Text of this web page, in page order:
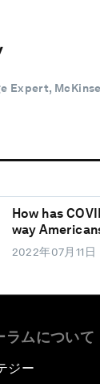
Expert,
How has
way
2022年07月11日
ラムについて
ジー